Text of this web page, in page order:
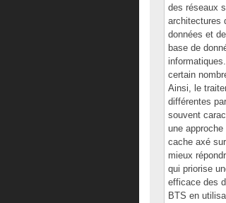
des réseaux
architectures
données et
base de
certain
Ainsi, le
différentes
souvent
une
cache axé
mieux
qui priorise
efficace des
BTS en